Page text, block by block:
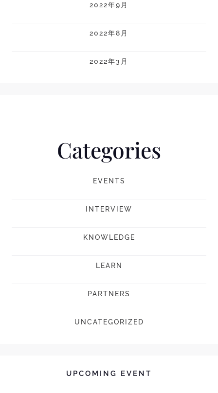
2022年9月
2022年8月
2022年3月
Categories
EVENTS
INTERVIEW
KNOWLEDGE
LEARN
PARTNERS
UNCATEGORIZED
UPCOMING EVENT